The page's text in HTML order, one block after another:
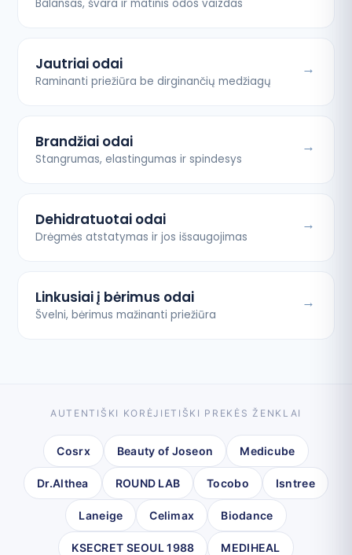
Balansas, švara ir matinis odos vaizdas
Jautriai odai
Raminanti priežiūra be dirginančių medžiagų
Brandžiai odai
Stangrumas, elastingumas ir spindesys
Dehidratuotai odai
Drėgmės atstatymas ir jos išsaugojimas
Linkusiai į bėrimus odai
Švelni, bėrimus mažinanti priežiūra
AUTENTIŠKI KORĖJIETIŠKI PREKĖS ŽENKLAI
Cosrx Beauty of Joseon Medicube
Dr.Althea ROUND LAB Tocobo Isntree
Laneige Celimax Biodance
KSECRET SEOUL 1988 MEDIHEAL